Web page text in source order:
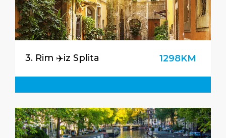
3. Rim ✈️iz Splita 1298KM